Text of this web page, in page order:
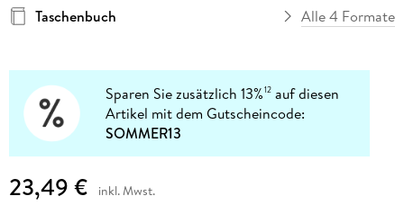
Taschenbuch
Alle 4 Formate
Sparen Sie zusätzlich 13%12 auf diesen
Artikel mit dem Gutscheincode:
SOMMER13
23,49 € inkl. Mwst.